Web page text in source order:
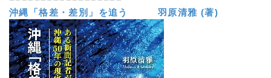
沖縄「格差・差別」を追う 羽原清雅 (著)